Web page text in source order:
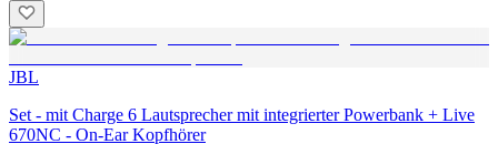
JBL
Set - mit Charge 6 Lautsprecher mit integrierter Powerbank + Live
670NC - On-Ear Kopfhörer